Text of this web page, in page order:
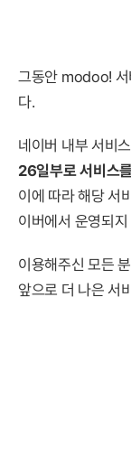
그동안 modoo! 서
다.
네이버 내부 서비
26일부로 서비스
이에 따라 해당 서
이버에서 운영되
이용해주신 모든
앞으로 더 나은 서